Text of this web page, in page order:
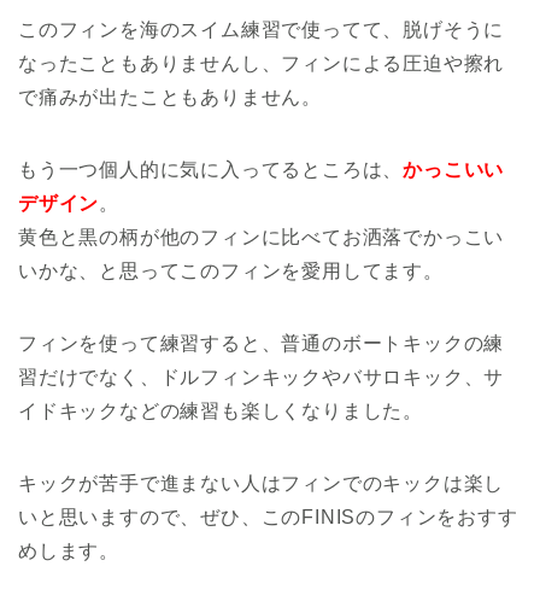
このフィンを海のスイム練習で使ってて、脱げそうに
なったこともありませんし、フィンによる圧迫や擦れ
で痛みが出たこともありません。
もう一つ個人的に気に入ってるところは、かっこいい
デザイン。
黄色と黒の柄が他のフィンに比べてお洒落でかっこい
いかな、と思ってこのフィンを愛用してます。
フィンを使って練習すると、普通のボートキックの練
習だけでなく、ドルフィンキックやバサロキック、サ
イドキックなどの練習も楽しくなりました。
キックが苦手で進まない人はフィンでのキックは楽し
いと思いますので、ぜひ、このFINISのフィンをおすす
めします。